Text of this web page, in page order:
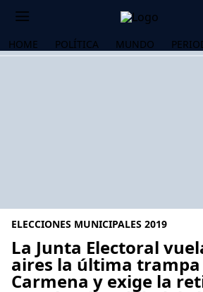
HOME POLÍTICA MUNDO
ELECCIONES MUNICIPALES 2019
La Junta Electoral
aires la última trampa
Carmena y exige la